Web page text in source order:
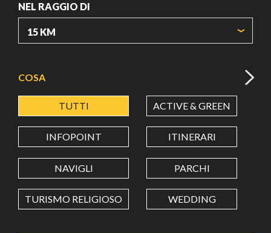
NEL RAGGIO DI
LATITUDINE
LONGITUDINE
Value in decimal degrees. Use dot (.) as decimal separator.
COSA
TUTTI ACTIVE & GREEN
INFOPOINT ITINERARI
NAVIGLI PARCHI
TURISMO RELIGIOSO WEDDING